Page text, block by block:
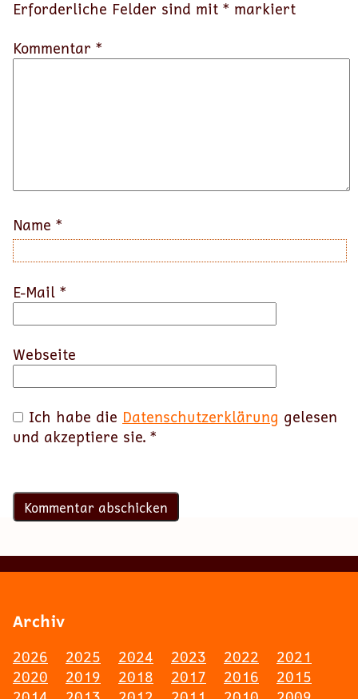
Erforderliche Felder sind mit * markiert
Kommentar *
Name *
E-Mail *
Webseite
Ich habe die Datenschutzerklärung gelesen
und akzeptiere sie. *
Archiv
2026 2025 2024 2023 2022
2021
2020
2019 2018 2017 2016
2015